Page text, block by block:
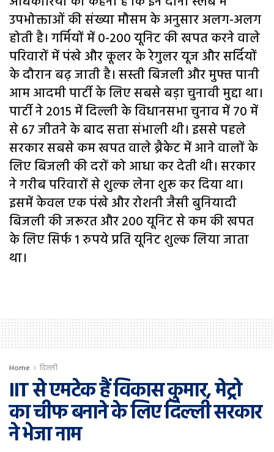
उपभोक्ताओं की संख्या मौसम के अनुसार अलग-अलग
होती है। गर्मियों में 0-200 यूनिट की खपत करने वाले
परिवारों में पंखे और कूलर के रेगुलर यूज और सर्दियों
के दौरान बढ़ जाती है। सस्ती बिजली और मुफ्त पानी
आम आदमी पार्टी के लिए सबसे बड़ा चुनावी मुद्दा था।
पार्टी ने 2015 में दिल्ली के विधानसभा चुनाव में 70 में
से 67 जीतने के बाद सत्ता संभाली थी। इससे पहले
सरकार सबसे कम खपत वाले ब्रैकेट में आने वालों के
लिए बिजली की दरों को आधा कर देती थी। सरकार
ने गरीब परिवारों से शुल्क लेना शुरू कर दिया था।
इसमें केवल एक पंखे और रोशनी जैसी बुनियादी
बिजली की जरूरत और 200 यूनिट से कम की खपत
के लिए सिर्फ 1 रुपये प्रति यूनिट शुल्क लिया जाता
था।
Home दिल्ली
IIT से एमटेक हैं विकास कुमार, मेट्रो
का चीफ बनाने के लिए दिल्ली सरकार
ने भेजा नाम